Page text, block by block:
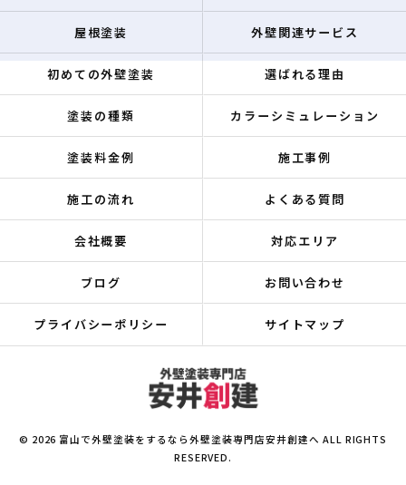
屋根塗装 外壁関連サービス
初めての外壁塗装 選ばれる理由
塗装の種類 カラーシミュレーション
塗装料金例 施工事例
施工の流れ よくある質問
会社概要 対応エリア
ブログ お問い合わせ
プライバシーポリシー サイトマップ
© 2026 富山で外壁塗装をするなら外壁塗装専門店安井創建へ ALL RIGHTS
RESERVED.